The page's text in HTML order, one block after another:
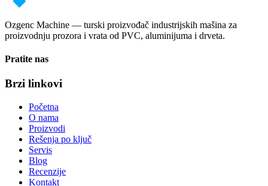
Ozgenc Machine — turski proizvođač industrijskih mašina za
proizvodnju prozora i vrata od PVC, aluminijuma i drveta.
Pratite nas
Brzi linkovi
Početna
O nama
Proizvodi
Rešenja po ključ
Servis
Blog
Recenzije
Kontakt